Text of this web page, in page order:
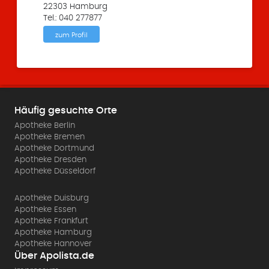
22303 Hamburg
Tel.: 040 277877
zum Profil
Häufig gesuchte Orte
Apotheke Berlin
Apotheke Bremen
Apotheke Dortmund
Apotheke Dresden
Apotheke Düsseldorf
Apotheke Duisburg
Apotheke Essen
Apotheke Frankfurt
Apotheke Hamburg
Apotheke Hannover
Über Apolista.de